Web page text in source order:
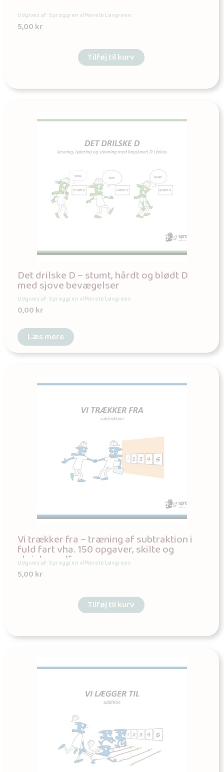
Udgives af: Sproggren v/Merete Løvgreen
5,00kr
Tilføj til kurv
Det drilske D – stumt, hårdt og blødt D
med sjove bevægelser
Udgives af: Sproggren v/Merete Løvgreen
0,00kr
Læs mere
Vi trækker fra – træning af subtraktion i
fuld fart vha. 150 opgaver, skilte og
skrivbar pdf
Udgives af: Sproggren v/Merete Løvgreen
5,00kr
Tilføj til kurv